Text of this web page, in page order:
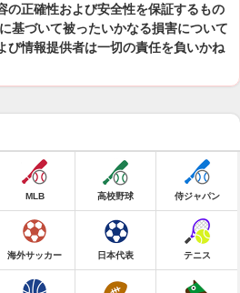
の正確性および安全性を保証するもの
基づいて被ったいかなる損害について
び情報提供者は一切の責任を負いかね
MLB 高校野球 侍ジャパン
海外サッカー 日本代表 テニス